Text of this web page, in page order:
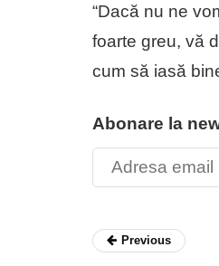
“Dacă nu ne
foarte greu, vă
cum să iasă
Abonare la
Previous